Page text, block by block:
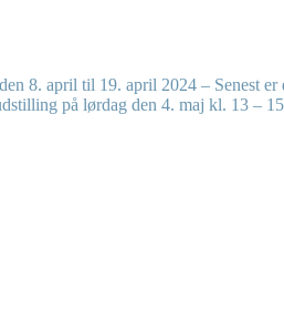
8. april til 19. april 2024 – Senest
på lørdag den 4. maj kl. 13 –